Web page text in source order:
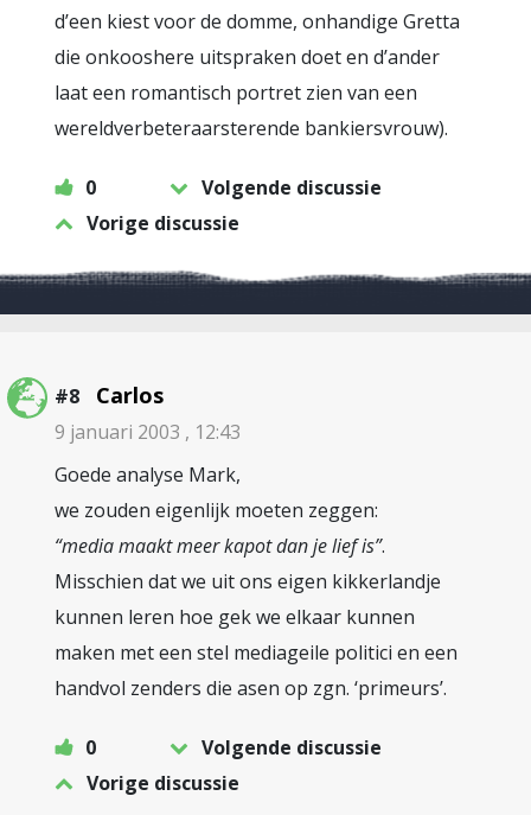
d’een kiest voor de domme, onhandige Gretta
die onkooshere uitspraken doet en d’ander
laat een romantisch portret zien van een
wereldverbeteraarsterende bankiersvrouw).
0
Volgende discussie
Vorige discussie
#8 Carlos
9 januari 2003 , 12:43
Goede analyse Mark,
we zouden eigenlijk moeten zeggen:
“media maakt meer kapot dan je lief is”.
Misschien dat we uit ons eigen kikkerlandje
kunnen leren hoe gek we elkaar kunnen
maken met een stel mediageile politici en een
handvol zenders die asen op zgn. ‘primeurs’.
0
Volgende discussie
Vorige discussie